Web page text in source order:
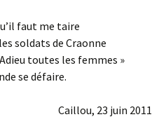
faut me taire
soldats de Craonne
toutes les femmes »
se défaire.
Caillou, 23 juin 2011